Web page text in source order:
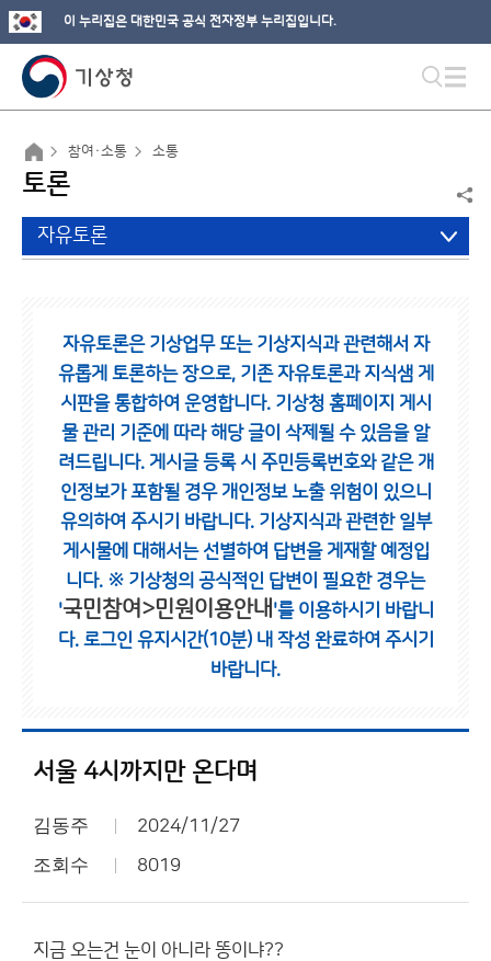
이 누리집은 대한민국 공식 전자정부 누리집입니다.
참여·소통 소통
토론
자유토론
자유토론은 기상업무 또는 기상지식과 관련해서 자
유롭게 토론하는 장으로, 기존 자유토론과 지식샘 게
시판을 통합하여 운영합니다. 기상청 홈페이지 게시
물 관리 기준에 따라 해당 글이 삭제될 수 있음을 알
려드립니다. 게시글 등록 시 주민등록번호와 같은 개
인정보가 포함될 경우 개인정보 노출 위험이 있으니
유의하여 주시기 바랍니다. 기상지식과 관련한 일부
게시물에 대해서는 선별하여 답변을 게재할 예정입
니다. ※ 기상청의 공식적인 답변이 필요한 경우는
'국민참여>민원이용안내 '를 이용하시기 바랍니
다. 로그인 유지시간(10분) 내 작성 완료하여 주시기
바랍니다.
서울 4시까지만 온다며
김동주 2024/11/27
조회수 8019
지금 오는건 눈이 아니라 똥이냐??